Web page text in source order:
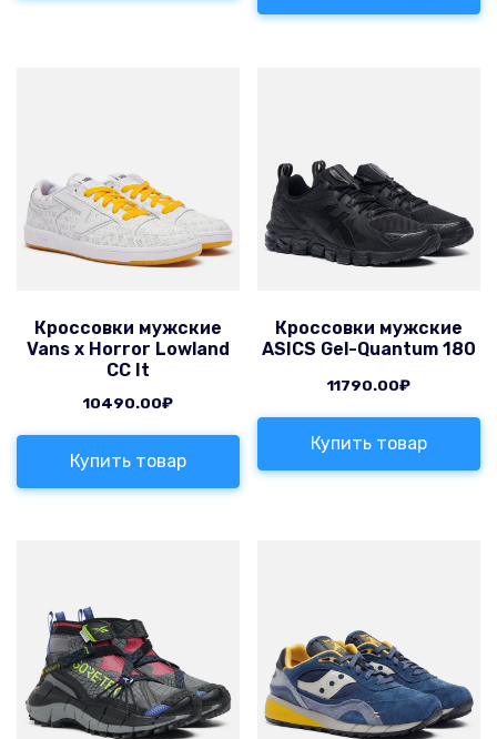
Кроссовки мужские
Vans x Horror Lowland
CC It
10490.00₽
Купить товар
Кроссовки мужские
ASICS Gel-Quantum 180
11790.00₽
Купить товар